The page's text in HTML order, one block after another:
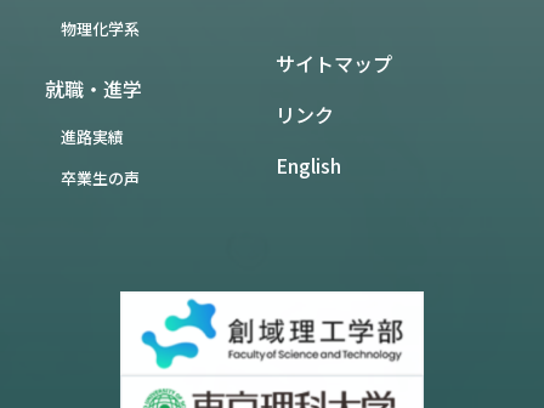
物理化学系
就職・進学
進路実績
卒業生の声
サイトマップ
リンク
English